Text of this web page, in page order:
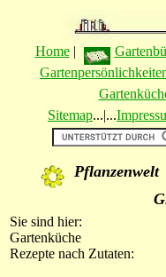
Home|
Sitemap...|...
Pflanzenwelt
Sie sind hier:
Gartenküche
Rezepte nach Zutaten: